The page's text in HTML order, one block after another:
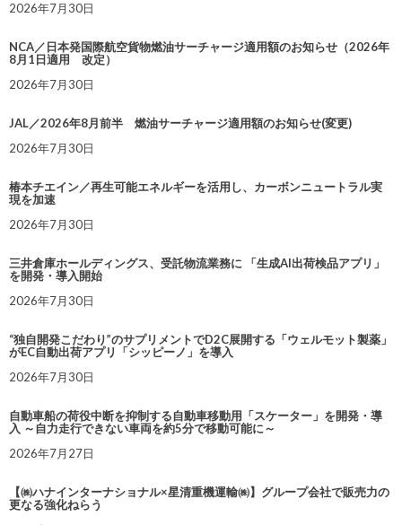
2026年7月30日
NCA／日本発国際航空貨物燃油サーチャージ適用額のお知らせ（2026年
8月1日適用 改定）
2026年7月30日
JAL／2026年8月前半 燃油サーチャージ適用額のお知らせ(変更)
2026年7月30日
椿本チエイン／再生可能エネルギーを活用し、カーボンニュートラル実
現を加速
2026年7月30日
三井倉庫ホールディングス、受託物流業務に 「生成AI出荷検品アプリ」
を開発・導入開始
2026年7月30日
“独自開発こだわり”のサプリメントでD2C展開する「ウェルモット製薬」
がEC自動出荷アプリ「シッピーノ」を導入
2026年7月30日
自動車船の荷役中断を抑制する自動車移動用「スケーター」を開発・導
入 ～自力走行できない車両を約5分で移動可能に～
2026年7月27日
【㈱ハナインターナショナル×星清重機運輸㈱】グループ会社で販売力の
更なる強化ねらう